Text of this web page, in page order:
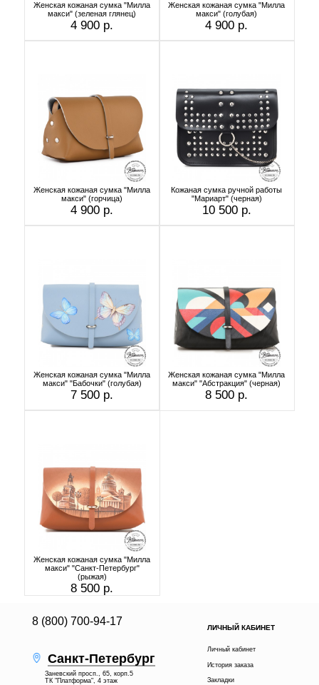
Женская кожаная сумка "Милла
макси" (зеленая глянец)
4 900 р.
Женская кожаная сумка "Милла
макси" (голубая)
4 900 р.
Женская кожаная сумка "Милла
макси" (горчица)
4 900 р.
Кожаная сумка ручной работы
"Мариарт" (черная)
10 500 р.
Женская кожаная сумка "Милла
макси" "Бабочки" (голубая)
7 500 р.
Женская кожаная сумка "Милла
макси" "Абстракция" (черная)
8 500 р.
Женская кожаная сумка "Милла
макси" "Санкт-Петербург"
(рыжая)
8 500 р.
8 (800) 700-94-17
Санкт-Петербург
Заневский просп., 65, корп.5
ТК "Платформа", 4 этаж
ЛИЧНЫЙ КАБИНЕТ
Личный кабинет
История заказа
Закладки